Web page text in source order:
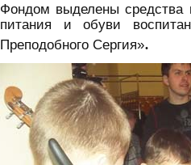
Фондом выделены средства
питания и обуви
Преподобного Сергия».